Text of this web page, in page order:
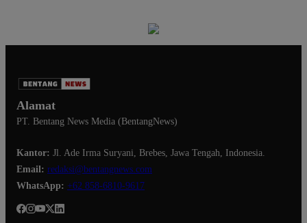
Alamat
PT. Bentang News Media (BentangNews)
Kantor: Jl. Ade Irma Suryani, Brebes, Jawa Tengah, Indonesia.
Email: redaksi@bentangnews.com
WhatsApp: +62 858-6810-9617